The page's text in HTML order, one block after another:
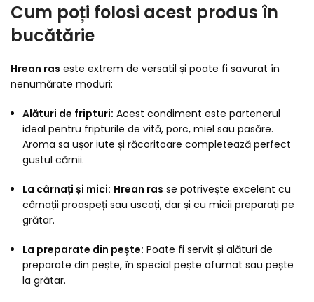
Cum poți folosi acest produs în
bucătărie
Hrean ras este extrem de versatil și poate fi savurat în
nenumărate moduri:
Alături de fripturi: Acest condiment este partenerul
ideal pentru fripturile de vită, porc, miel sau pasăre.
Aroma sa ușor iute și răcoritoare completează perfect
gustul cărnii.
La cârnați și mici: Hrean ras se potrivește excelent cu
cârnații proaspeți sau uscați, dar și cu micii preparați pe
grătar.
La preparate din pește: Poate fi servit și alături de
preparate din pește, în special pește afumat sau pește
la grătar.